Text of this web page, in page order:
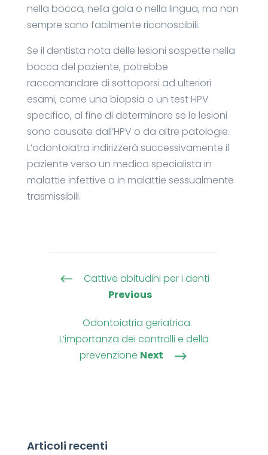
nella bocca, nella gola o nella lingua, ma non
sempre sono facilmente riconoscibili.
Se il dentista nota delle lesioni sospette nella
bocca del paziente, potrebbe
raccomandare di sottoporsi ad ulteriori
esami, come una biopsia o un test HPV
specifico, al fine di determinare se le lesioni
sono causate dall’HPV o da altre patologie.
L’odontoiatra indirizzerà successivamente il
paziente verso un medico specialista in
malattie infettive o in malattie sessualmente
trasmissibili.
#
Cattive abitudini per i denti
Previous
Odontoiatria geriatrica.
L’importanza dei controlli e della
prevenzione Next $
Articoli recenti